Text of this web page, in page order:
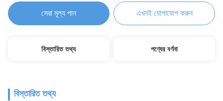
সেরা মূল্য পান এখনই যোগাযোগ করুন
বিস্তারিত তথ্য পণ্যের বর্ণনা
বিস্তারিত তথ্য